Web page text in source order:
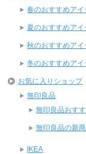
春のおすすめアイ
夏のおすすめアイ
秋のおすすめアイ
冬のおすすめアイ
お気に入りショップ
無印良品
無印良品おす
無印良品の新
IKEA